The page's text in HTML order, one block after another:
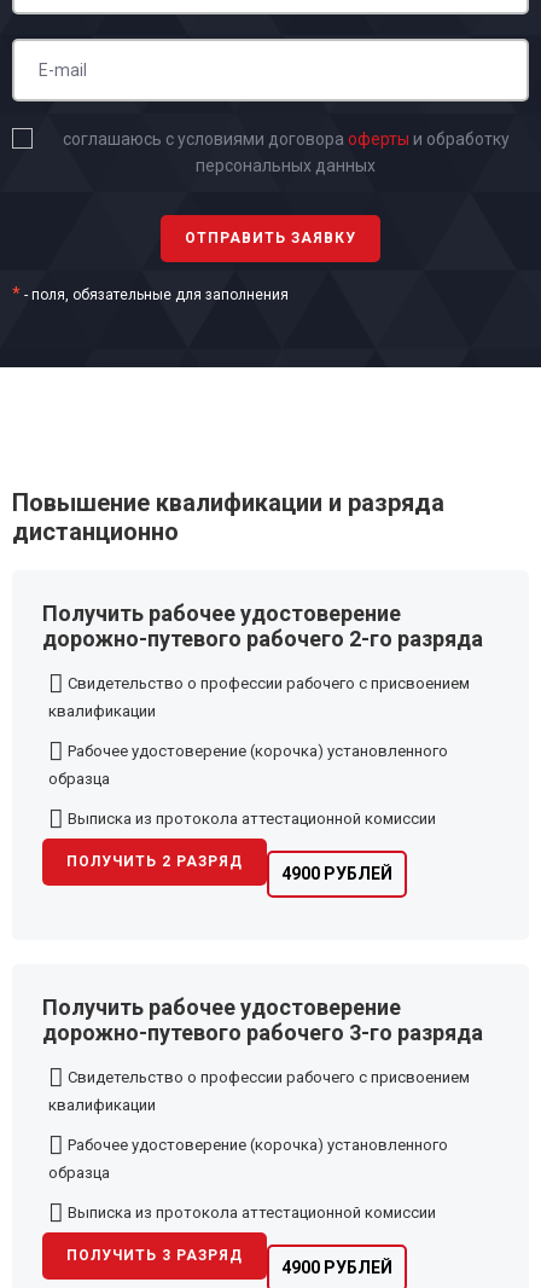
соглашаюсь с условиями договора оферты и обработку
персональных данных
* - поля, обязательные для заполнения
Повышение квалификации и разряда
дистанционно
Получить рабочее удостоверение
дорожно-путевого рабочего 2-го разряда
Свидетельство о профессии рабочего с присвоением
квалификации
Рабочее удостоверение (корочка) установленного
образца
Выписка из протокола аттестационной комиссии
4900 РУБЛЕЙ
ПОЛУЧИТЬ 2 РАЗРЯД
Получить рабочее удостоверение
дорожно-путевого рабочего 3-го разряда
Свидетельство о профессии рабочего с присвоением
квалификации
Рабочее удостоверение (корочка) установленного
образца
Выписка из протокола аттестационной комиссии
4900 РУБЛЕЙ
ПОЛУЧИТЬ 3 РАЗРЯД